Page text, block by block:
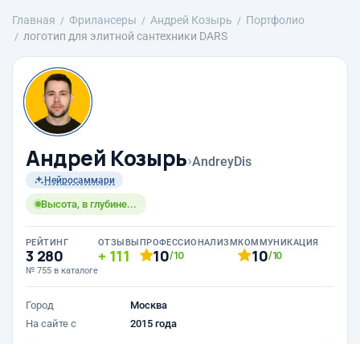
Главная Фрилансеры Андрей Козырь
Портфолио
логотип для элитной сантехники DARS
Андрей Козырь›AndreyDis
Нейросаммари
Высота, в глубине...
РЕЙТИНГ
3 280
№ 755 в каталоге
ОТЗЫВЫ
111
ПРОФЕССИОНАЛИЗМ
10/10
КОММУНИКАЦИЯ
10/10
Город
Москва
На сайте с
2015 года